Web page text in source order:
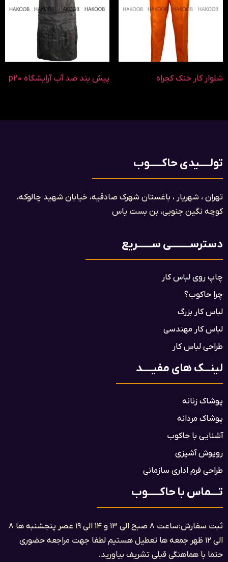
شلوار کار خنک کجراه پیش بند ضد آب آرایشگاه p20
تولـــــیدی حاکــــــوب
تهران ، شهریار ، باغستان شهرک صادقیه، خیابان شهید چالوکه،
کوچه نگین جنوبی، بن بست یاس​
دسترســـــــــی ســـــــریع
چاپ روی لباس کار
چرا حاکوب؟
لباس کار بزرگ
لباس کار مهندسی
طراحی لباس کار
لینـــک های مفیـــــد
پوشاک زنانه
پوشاک مردانه
آشنایی با حاکوب
روپوش آشپزی
طراحی فرم اداری سازمانی
تــــماس با حاکــــــوب
ثبت سفارش:ساعت ۸ صبح الی ۱۳ و ۱۴ الی ۱۹ عصر پنجشنبه ها ۸
الی ۱۲ ظهر جمعه ها تعطیل هستیم لطفا جهت مراجعه حضوری
حتما با هماهنگی قبلی تشریف بیاورید.